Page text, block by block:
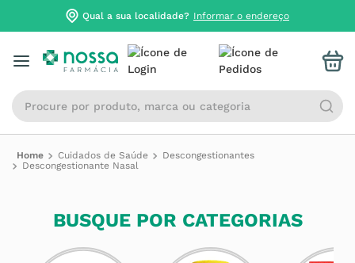
Qual a sua localidade? Informar o endereço
Procure por produto, marca ou categoria
Cuidados de Saúde
Descongestionantes
Descongestionante Nasal
BUSQUE POR CATEGORIAS